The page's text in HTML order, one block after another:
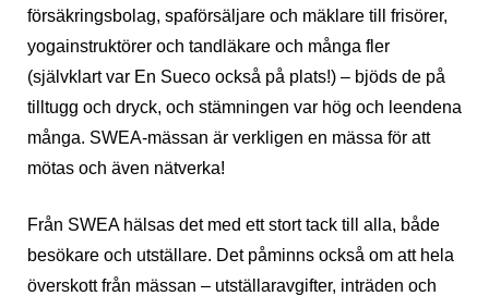
försäkringsbolag, spaförsäljare och mäklare till frisörer,
yogainstruktörer och tandläkare och många fler
(självklart var En Sueco också på plats!) – bjöds de på
tilltugg och dryck, och stämningen var hög och leendena
många. SWEA-mässan är verkligen en mässa för att
mötas och även nätverka!
Från SWEA hälsas det med ett stort tack till alla, både
besökare och utställare. Det påminns också om att hela
överskott från mässan – utställaravgifter, inträden och